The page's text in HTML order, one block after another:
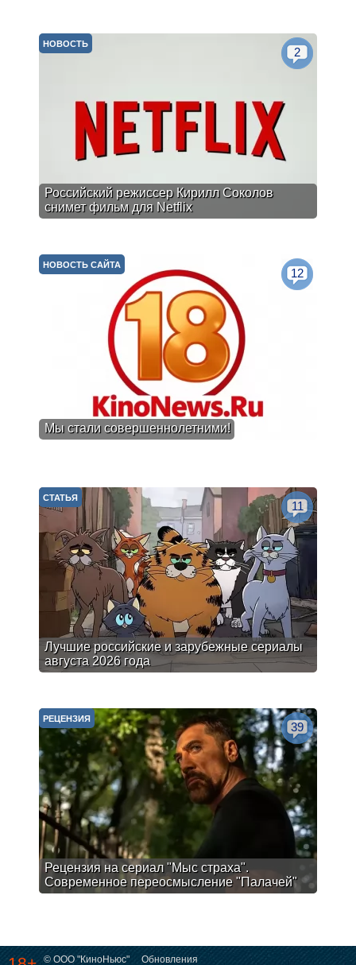
Российский режиссер Кирилл Соколов
снимет фильм для Netflix
НОВОСТЬ
2
Мы стали совершеннолетними!
НОВОСТЬ САЙТА
12
Лучшие российские и зарубежные сериалы
августа 2026 года
СТАТЬЯ
11
Рецензия на сериал "Мыс страха".
Современное переосмысление "Палачей"
РЕЦЕНЗИЯ
39
© ООО "КиноНьюс"
Обновления